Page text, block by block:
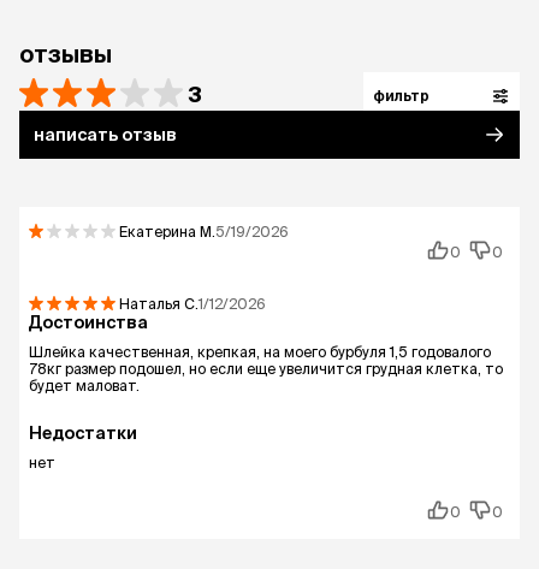
отзывы
3 фильтр
написать отзыв
Екатерина М. 5/19/2026
0
0
Наталья С.1/12/2026
Достоинства
Шлейка качественная, крепкая, на моего бурбуля 1,5 годовалого
78кг размер подошел, но если еще увеличится грудная клетка, то
будет маловат.
Недостатки
нет
0 0